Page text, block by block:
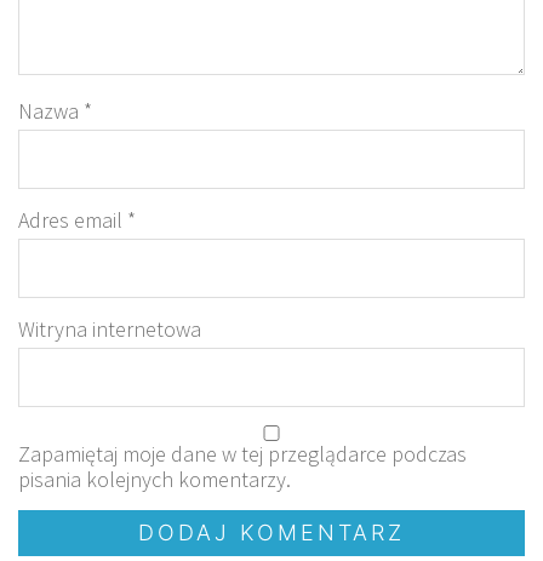
Nazwa *
Adres email *
Witryna internetowa
Zapamiętaj moje dane w tej przeglądarce podczas
pisania kolejnych komentarzy.